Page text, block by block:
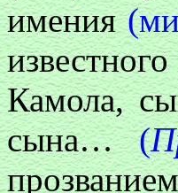
имения
Камола,
сына…(